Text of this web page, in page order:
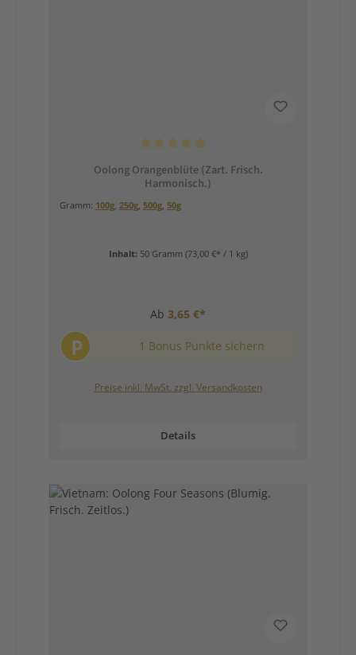
Oolong Orangenblüte (Zart. Frisch.
Harmonisch.)
Gramm: 100g, 250g, 500g, 50g
Inhalt: 50 Gramm (73,00 €* / 1 kg)
Ab 3,65 €*
P 1 Bonus Punkte sichern
Preise inkl. MwSt. zzgl. Versandkosten
Details